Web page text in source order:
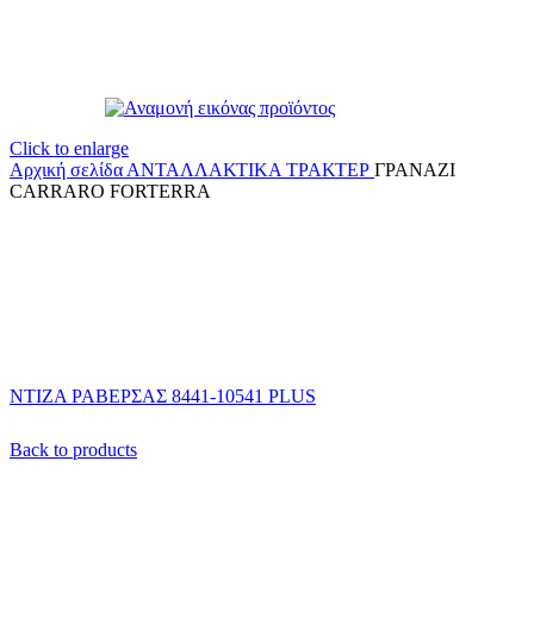
Click to enlarge
Αρχική σελίδα ΑΝΤΑΛΛΑΚΤΙΚΑ ΤΡΑΚΤΕΡ ΓΡΑΝΑΖΙ
CARRARO FORTERRA
ΝΤΙΖΑ ΡΑΒΕΡΣΑΣ 8441-10541 PLUS
Back to products